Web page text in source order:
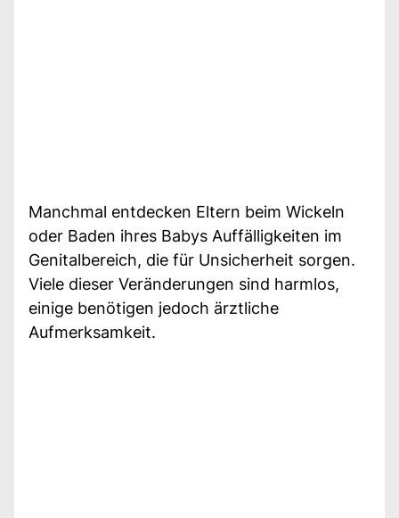
Manchmal entdecken Eltern beim Wickeln
oder Baden ihres Babys Auffälligkeiten im
Genitalbereich, die für Unsicherheit sorgen.
Viele dieser Veränderungen sind harmlos,
einige benötigen jedoch ärztliche
Aufmerksamkeit.